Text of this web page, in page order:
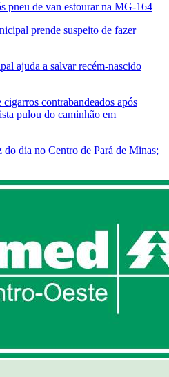
pneu de van estourar na MG-164
prende suspeito de fazer
ajuda a salvar recém-nascido
contrabandeados após
pulou do caminhão em
dia no Centro de Pará de Minas;